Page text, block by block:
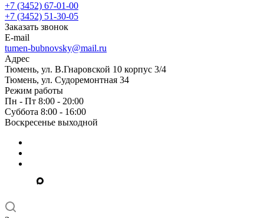
+7 (3452) 67-01-00
+7 (3452) 51-30-05
Заказать звонок
E-mail
tumen-bubnovsky@mail.ru
Адрес
Тюмень, ул. В.Гнаровской 10 корпус 3/4
Тюмень, ул. Судоремонтная 34
Режим работы
Пн - Пт 8:00 - 20:00
Суббота 8:00 - 16:00
Воскресенье выходной